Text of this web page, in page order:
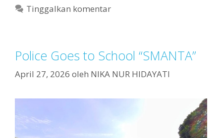
Tinggalkan komentar
Police Goes to School “SMANTA”
April 27, 2026 oleh NIKA NUR HIDAYATI